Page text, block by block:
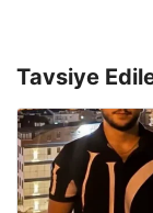
Tavsiye